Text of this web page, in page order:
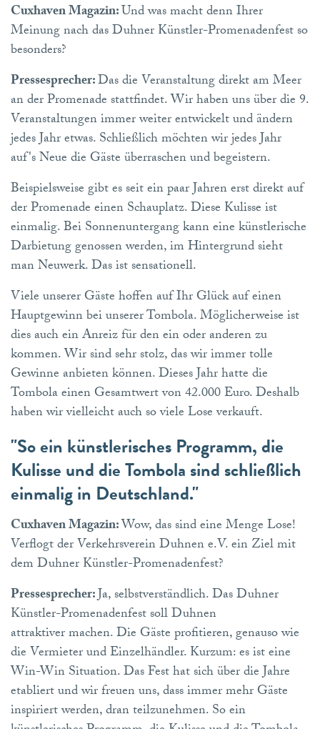
Cuxhaven Magazin:Und was macht denn Ihrer
Meinung nach das Duhner Künstler-Promenadenfest so
besonders?
Pressesprecher:Das die Veranstaltung direkt am Meer
an der Promenade stattfindet. Wir haben uns über die 9.
Veranstaltungen immer weiter entwickelt und ändern
jedes Jahr etwas. Schließlich möchten wir jedes Jahr
auf's Neue die Gäste überraschen und begeistern.
Beispielsweise gibt es seit ein paar Jahren erst direkt auf
der Promenade einen Schauplatz. Diese Kulisse ist
einmalig. Bei Sonnenuntergang kann eine künstlerische
Darbietung genossen werden, im Hintergrund sieht
man Neuwerk. Das ist sensationell.
Viele unserer Gäste hoffen auf Ihr Glück auf einen
Hauptgewinn bei unserer Tombola. Möglicherweise ist
dies auch ein Anreiz für den ein oder anderen zu
kommen. Wir sind sehr stolz, das wir immer tolle
Gewinne anbieten können. Dieses Jahr hatte die
Tombola einen Gesamtwert von 42.000 Euro. Deshalb
haben wir vielleicht auch so viele Lose verkauft.
"So ein künstlerisches Programm, die
Kulisse und die Tombola sind schließlich
einmalig in Deutschland."
Cuxhaven Magazin:Wow, das sind eine Menge Lose!
Verflogt der Verkehrsverein Duhnen e.V. ein Ziel mit
dem Duhner Künstler-Promenadenfest?
Pressesprecher:Ja, selbstverständlich. Das Duhner
Künstler-Promenadenfest soll Duhnen
attraktiver machen. Die Gäste profitieren, genauso wie
die Vermieter und Einzelhändler. Kurzum: es ist eine
Win-Win Situation. Das Fest hat sich über die Jahre
etabliert und wir freuen uns, dass immer mehr Gäste
inspiriert werden, dran teilzunehmen. So ein